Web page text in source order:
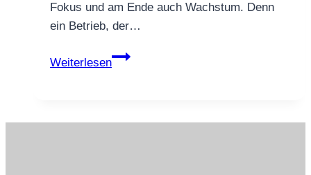
Fokus und am Ende auch Wachstum. Denn
ein Betrieb, der…
Weiterlesen
Freigaben